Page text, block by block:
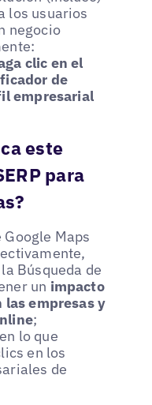
los usuarios
negocio
clic en el
de
empresarial
este
para
Google Maps
Búsqueda de
un impacto
empresas y
;
lo que
en los
de